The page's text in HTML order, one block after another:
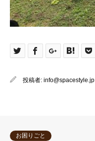
投稿者: info@spacestyle.jp
お困りごと